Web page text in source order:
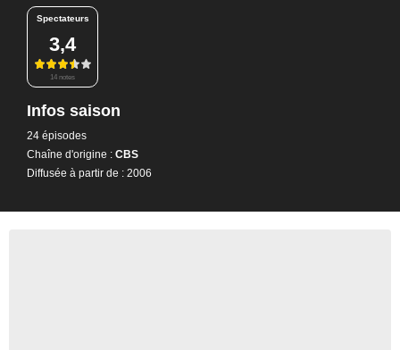
Spectateurs
3,4
14 notes
Infos saison
24 épisodes
Chaîne d'origine : CBS
Diffusée à partir de : 2006